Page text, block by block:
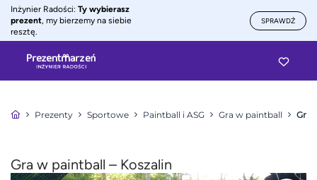
Inżynier Radości: Ty wybierasz
prezent, my bierzemy na siebie
resztę.
SPRAWDŹ
Prezenty Sportowe Paintball i ASG Gra w paintball Gra
Gra w paintball – Koszalin